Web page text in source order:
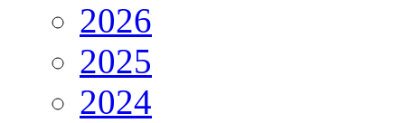
2026
2025
2024